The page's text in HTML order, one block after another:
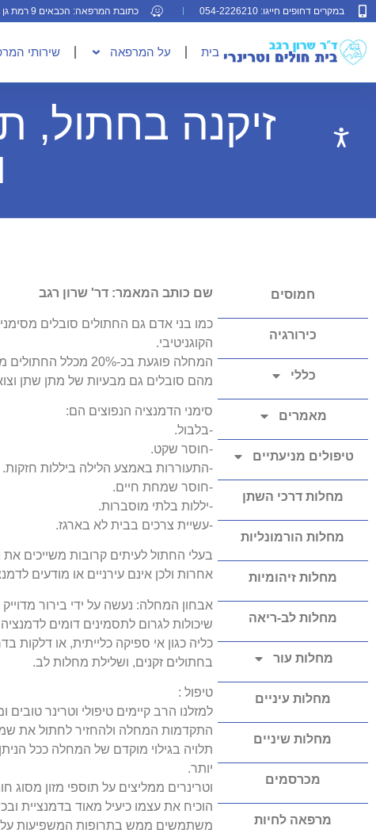
במקרים דחופים חייגו: 054-2226210 כתובת המרפאה: הכבאים 9 רמת גן
בית על המרפאה שירותי
זיקנה בחתול,
חמוסים
כירורגיה
כללי
מאמרים
טיפולים מניעתיים
מחלות דרכי השתן
מחלות הורמונליות
מחלות זיהומיות
מחלות לב-ריאה
מחלות עור
מחלות עיניים
מחלות שיניים
מכרסמים
מרפאה לחיות
שם כותב המאמר: דר' שרון רגב
כמו בני אדם גם החתולים סובלים
הקוגניטיבי.
מהם סובלים גם מבעיות של מתן שתן
סימני הדמנציה הנפוצים הם:
-בלבול.
-חוסר שקט.
-התעוררות באמצע הלילה ביללות חזקות.
-חוסר שמחת חיים.
-יללות בלתי מוסברות.
-עשיית צרכים בבית לא בארגז.
בעלי החתול לעיתים קרובות משייכים
אחרות ולכן אינם עירניים או מודעים
אבחון המחלה: נעשה על ידי בירור
שיכולות לגרום לתסמינים דומים
כליה כגון אי ספיקה כלייתית, או דלקות
בחתולים זקנים, ושלילת מחלות לב.
טיפול :
למזלנו הרב קיימים טיפולי וטרינר
התקדמות המחלה ולהחזיר לחתול את
תלויה בגילוי מוקדם של המחלה ככל
יותר.
וטרינרים ממליצים על תוספי מזון מסוג
הוכיח את עצמו כיעיל מאוד בדמנציית
משתמשים ממש בתרופות המשפיעות